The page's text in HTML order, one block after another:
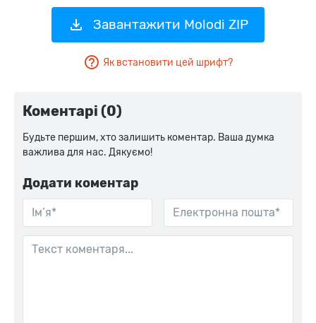
Завантажити Molodi ZIP
Як встановити цей шрифт?
Коментарі (0)
Будьте першим, хто залишить коментар. Ваша думка
важлива для нас. Дякуємо!
Додати коментар